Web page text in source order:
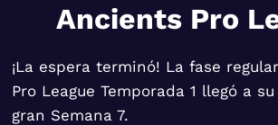
Ancients Pro
¡La espera terminó! La fase
Pro League Temporada 1 llegó a
gran Semana 7.